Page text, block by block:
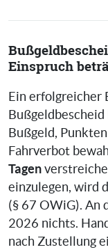
Einspruch
Ein erfolgreicher
Bußgeld,
Fahrverbot
Tagen
einzulegen, wird
(§ 67 OWiG). An
2026 nichts.
nach Zustellung